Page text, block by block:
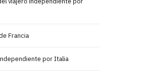
Francia
por Italia